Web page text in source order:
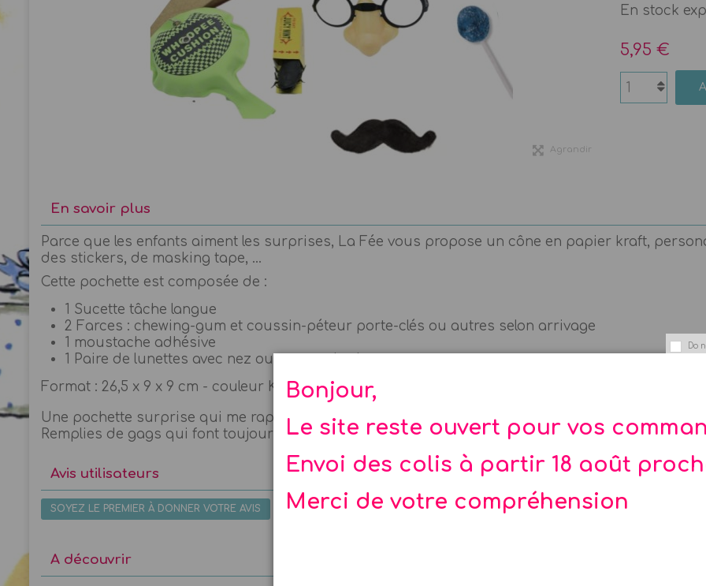
Do
Bonjour,
Le site reste ouvert pour vos
Envoi des colis à partir 18 août
Merci de votre compréhension
Agrandir
En stock
5,95 €
En savoir plus
Parce que les enfants aiment les surprises, La Fée vous propose un cône en papier kraft,
des stickers, de masking tape, ...
Cette pochette est composée de :
1 Sucette tâche langue
2 Farces : chewing-gum et coussin-péteur porte-clés ou autres selon arrivage
1 moustache adhésive
1 Paire de lunettes avec nez ou un nez de clonw
Format : 26,5 x 9 x 9 cm - couleur Kraft
Une pochette surprise qui me rappelle mon enfance, idéale pour un anniversaire, un goûter
Remplies de gags qui font toujours rire les enfants, cette pochette pour garçons et filles plait
Avis utilisateurs
SOYEZ LE PREMIER À DONNER VOTRE AVIS
A découvrir